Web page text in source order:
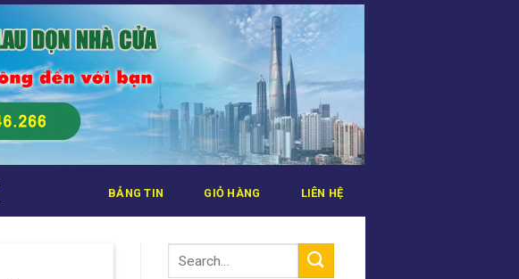
BẢNG TIN GIỎ HÀNG LIÊN HỆ